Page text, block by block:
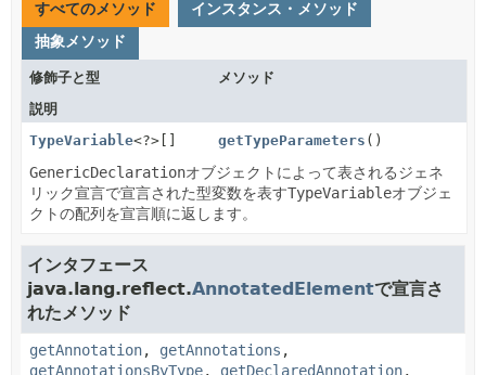
すべてのメソッド
インスタンス・メソッド
抽象メソッド
修飾子と型
メソッド
説明
TypeVariable<?>[] getTypeParameters ()
GenericDeclarationオブジェクトによって表されるジェネ
リック宣言で宣言された型変数を表すTypeVariableオブジェ
クトの配列を宣言順に返します。
インタフェース
java.lang.reflect.AnnotatedElementで宣言さ
れたメソッド
getAnnotation, getAnnotations ,
getAnnotationsByType, getDeclaredAnnotation,